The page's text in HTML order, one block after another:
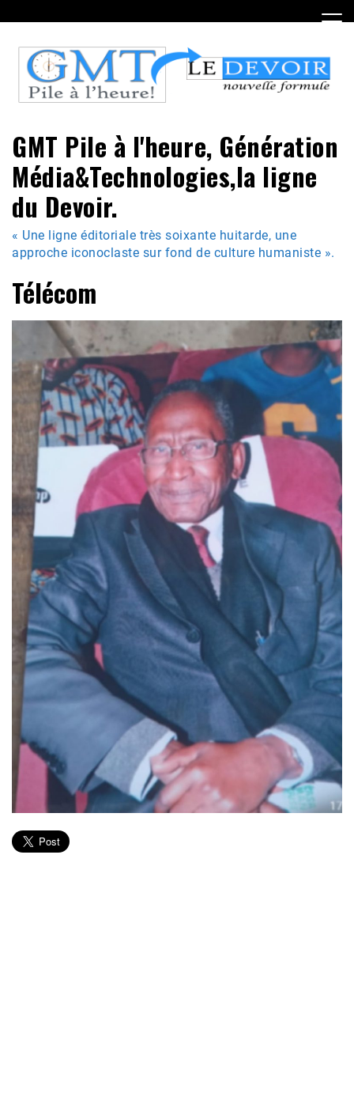
to
content
GMT Pile à l'heure, Génération
Média&Technologies,la ligne
du Devoir.
« Une ligne éditoriale très soixante huitarde, une
approche iconoclaste sur fond de culture humaniste ».
Télécom